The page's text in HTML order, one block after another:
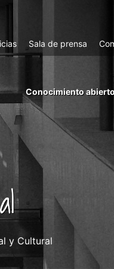
Sala de prensa
menu
right
cchs
conocimiento
abierto
Conocimiento
y Cultural